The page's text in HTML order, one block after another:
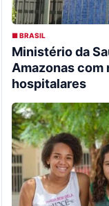
■ BRASIL
Ministério da
Amazonas com
hospitalares